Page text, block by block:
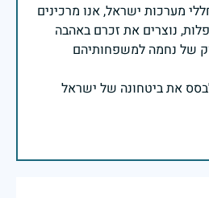
מערכות ישראל, אנו מרכינים
נוצרים את זכרם באהבה
של נחמה למשפחותיהם
את ביטחונה של ישראל